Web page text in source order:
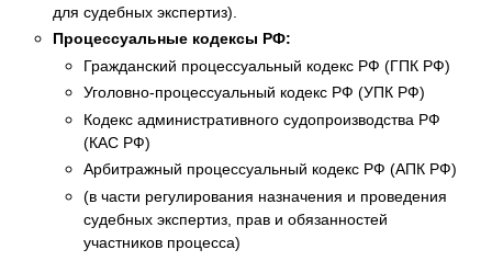
для судебных экспертиз).
Процессуальные кодексы РФ:
Гражданский процессуальный кодекс РФ (ГПК РФ)
Уголовно-процессуальный кодекс РФ (УПК РФ)
Кодекс административного судопроизводства РФ
(КАС РФ)
Арбитражный процессуальный кодекс РФ (АПК РФ)
(в части регулирования назначения и проведения
судебных экспертиз, прав и обязанностей
участников процесса)